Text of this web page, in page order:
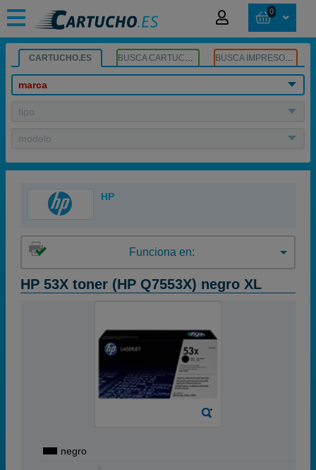
0
CARTUCHO.ES BUSCA CARTUCHOS BUSCA IMPRESORA
marca
tipo
modelo
HP
Funciona en:
HP 53X toner (HP Q7553X) negro XL
negro